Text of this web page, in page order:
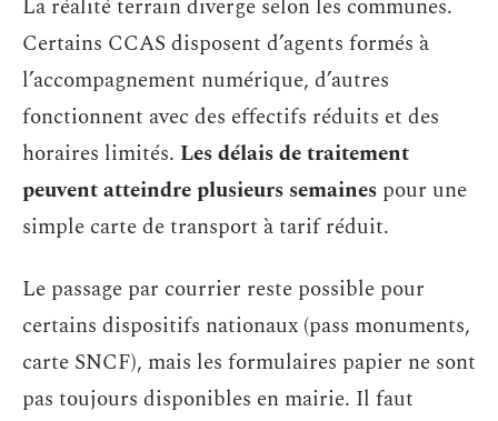
La réalité terrain diverge selon les communes.
Certains CCAS disposent d’agents formés à
l’accompagnement numérique, d’autres
fonctionnent avec des effectifs réduits et des
horaires limités. Les délais de traitement
peuvent atteindre plusieurs semaines pour une
simple carte de transport à tarif réduit.
Le passage par courrier reste possible pour
certains dispositifs nationaux (pass monuments,
carte SNCF), mais les formulaires papier ne sont
pas toujours disponibles en mairie. Il faut